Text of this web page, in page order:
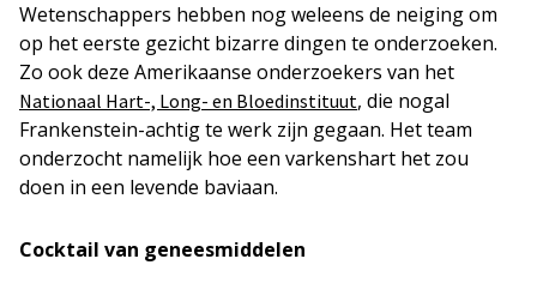
Wetenschappers hebben nog weleens de neiging om
op het eerste gezicht bizarre dingen te onderzoeken.
Zo ook deze Amerikaanse onderzoekers van het
Nationaal Hart-, Long- en Bloedinstituut, die nogal
Frankenstein-achtig te werk zijn gegaan. Het team
onderzocht namelijk hoe een varkenshart het zou
doen in een levende baviaan.
Cocktail van geneesmiddelen